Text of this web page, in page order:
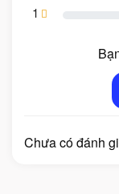
1
Chưa có đánh